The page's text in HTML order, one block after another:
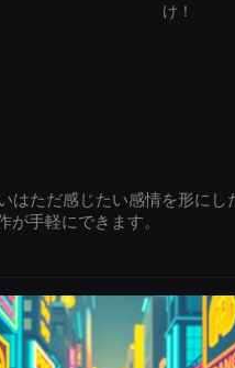
け！
ただ感じたい感情を形にし
手軽にできます。